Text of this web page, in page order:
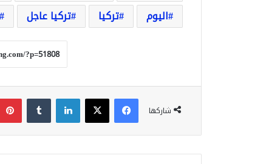
اليوم
تركيا تركيا عاجل
شاركها
فيسبوك‫X لينكدإن